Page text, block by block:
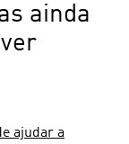
ainda
ajudar a